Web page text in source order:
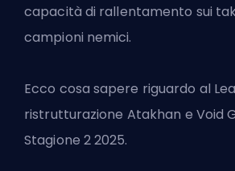
capacità di rallentamento sui
campioni nemici.
Ecco cosa sapere riguardo al
ristrutturazione Atakhan e Void
Stagione 2 2025.